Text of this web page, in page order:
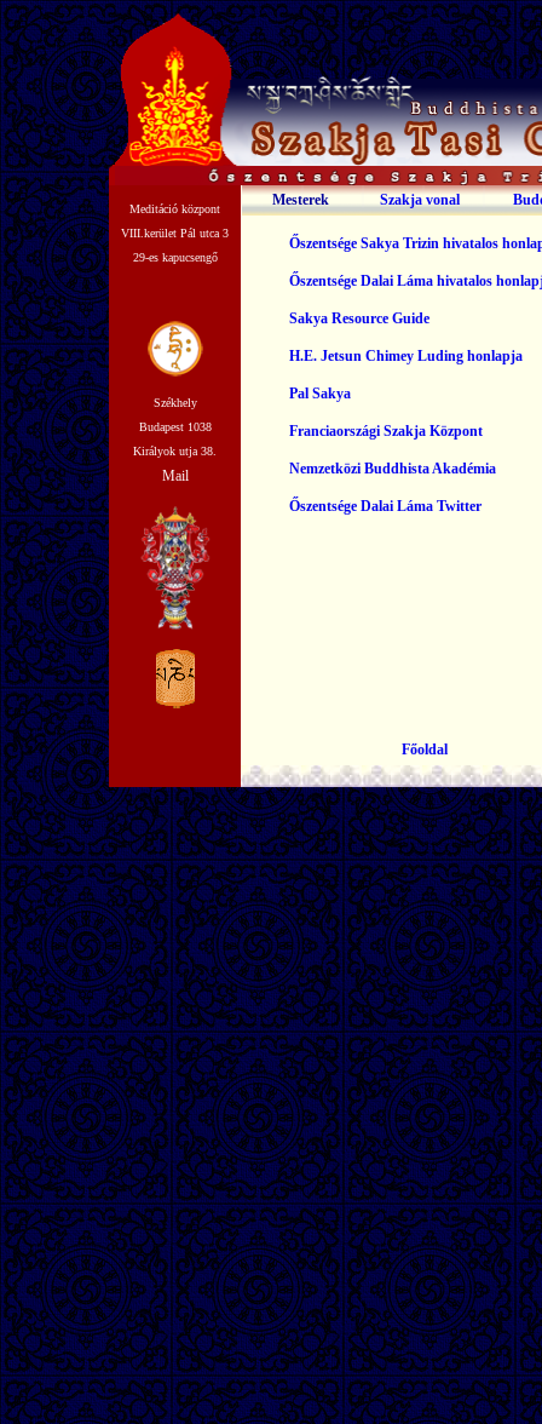
Meditáció központ
VIII.kerület Pál utca 3
29-es kapucsengő
Székhely
Budapest 1038
Királyok utja 38.
Mail
Mesterek Szakja vonal
Őszentsége Sakya Trizin hivatalos
Őszentsége Dalai Láma hivatalos
Sakya Resource Guide
H.E. Jetsun Chimey Luding honlapja
Pal Sakya
Franciaországi Szakja Központ
Nemzetközi Buddhista Akadémia
Őszentsége Dalai Láma Twitter
Főoldal